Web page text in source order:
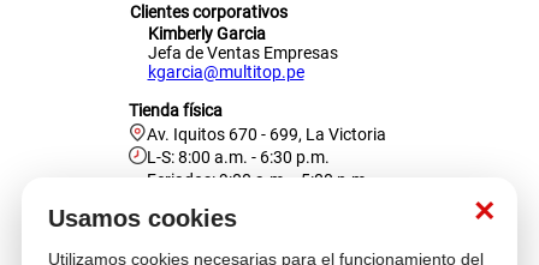
×
Usamos cookies
Utilizamos cookies necesarias para el funcionamiento del
Clientes corporativos
Kimberly Garcia
Jefa de Ventas Empresas
kgarcia@multitop.pe
Tienda física
Av. Iquitos 670 - 699, La Victoria
L-S: 8:00 a.m. - 6:30 p.m.
Feriados: 9:00 a.m. - 5:00 p.m.
Nosotros